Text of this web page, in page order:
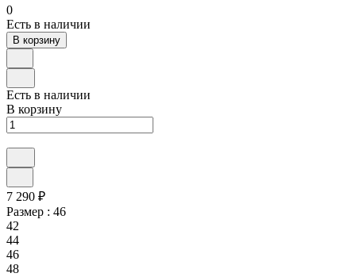
0
Есть в наличии
В корзину
Есть в наличии
В корзину
7 290 ₽
Размер : 46
42
44
46
48